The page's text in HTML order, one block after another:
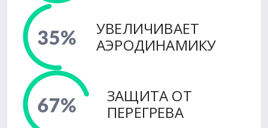
УВЕЛИЧИВАЕТ
АЭРОДИНАМИКУ
ЗАЩИТА ОТ
ПЕРЕГРЕВА